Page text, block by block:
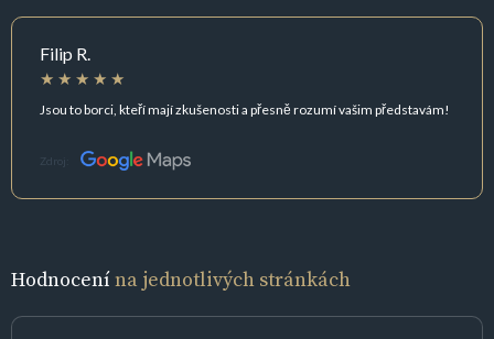
Filip R.
Jsou to borci, kteří mají zkušenosti a přesně rozumí vašim představám!
Zdroj:
Hodnocenína jednotlivých stránkách